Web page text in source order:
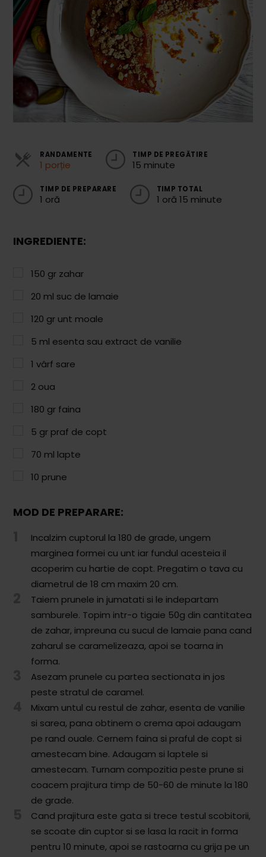
Brioșe și Checuri
Budinci, Jeleuri și Sufleuri
Cheesecake
Cozonaci
Deserturi Sănătoase
Plăcinte, Tarte și Rulade
Torturi
Conserve
Garnituri
Pâine
Paste & Risotto
Sandwichuri și Wraps
Supe și Ciorbe
Rețete Video
Comunitatea
iCooking
Librărie
Adaugă o rețetă
Cum adăugăm o rețetă
Regulament de postare
CONCURS
RANDAMENTE
1 porție
TIMP DE PREGĂTIRE
15 minute
TIMP DE PREPARARE
1 oră
TIMP TOTAL
1 oră 15 minute
INGREDIENTE:
150 gr zahar
20 ml suc de lamaie
120 gr unt moale
5 ml esenta sau extract de vanilie
1 vârf sare
2 oua
180 gr faina
5 gr praf de copt
70 ml lapte
10 prune
MOD DE PREPARARE:
Incalzim cuptorul la 180 de grade, ungem
marginea formei cu unt iar fundul acesteia il
acoperim cu hartie de copt. Pregatim o tava cu
diametrul de 18 cm maxim 20 cm.
Taiem prunele in jumatati si le indepartam
samburele. Topim intr-o tigaie 50g din cantitatea
de zahar, impreuna cu sucul de lamaie pana cand
zaharul se caramelizeaza, apoi se toarna in
forma.
Asezam prunele cu partea sectionata in jos
peste stratul de caramel.
Mixam untul cu restul de zahar, esenta de vanilie
si sarea, pana obtinem o crema apoi adaugam
pe rand ouale. Cernem faina si praful de copt si
amestecam bine. Adaugam si laptele si
amestecam. Turnam compozitia peste prune si
coacem prajitura timp de 50-60 de minute la 180
de grade.
Cand prajitura este gata si trece testul scobitorii,
se scoate din cuptor si se lasa la racit in forma
pentru 10 minute, apoi se rastoarna cu grija pe un